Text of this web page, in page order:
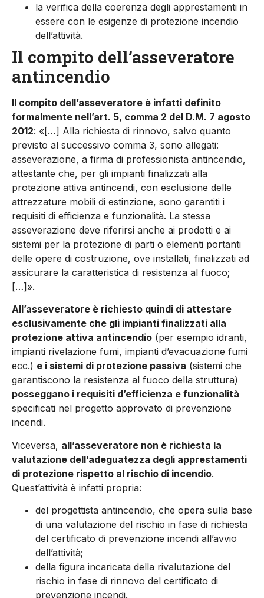
la verifica della coerenza degli apprestamenti in
essere con le esigenze di protezione incendio
dell’attività.
Il compito dell’asseveratore
antincendio
Il compito dell’asseveratore è infatti definito
formalmente nell’art. 5, comma 2 del D.M. 7 agosto
2012: «[…] Alla richiesta di rinnovo, salvo quanto
previsto al successivo comma 3, sono allegati:
asseverazione, a firma di professionista antincendio,
attestante che, per gli impianti finalizzati alla
protezione attiva antincendi, con esclusione delle
attrezzature mobili di estinzione, sono garantiti i
requisiti di efficienza e funzionalità. La stessa
asseverazione deve riferirsi anche ai prodotti e ai
sistemi per la protezione di parti o elementi portanti
delle opere di costruzione, ove installati, finalizzati ad
assicurare la caratteristica di resistenza al fuoco;
[…]».
All’asseveratore è richiesto quindi di attestare
esclusivamente che gli impianti finalizzati alla
protezione attiva antincendio (per esempio idranti,
impianti rivelazione fumi, impianti d’evacuazione fumi
ecc.) e i sistemi di protezione passiva (sistemi che
garantiscono la resistenza al fuoco della struttura)
posseggano i requisiti d’efficienza e funzionalità
specificati nel progetto approvato di prevenzione
incendi.
Viceversa, all’asseveratore non è richiesta la
valutazione dell’adeguatezza degli apprestamenti
di protezione rispetto al rischio di incendio.
Quest’attività è infatti propria:
del progettista antincendio, che opera sulla base
di una valutazione del rischio in fase di richiesta
del certificato di prevenzione incendi all’avvio
dell’attività;
della figura incaricata della rivalutazione del
rischio in fase di rinnovo del certificato di
prevenzione incendi.